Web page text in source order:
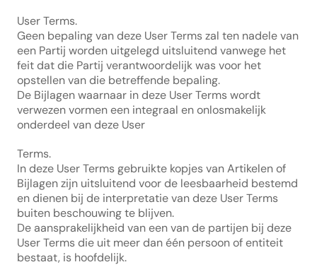
User Terms.
Geen bepaling van deze User Terms zal ten nadele van
een Partij worden uitgelegd uitsluitend vanwege het
feit dat die Partij verantwoordelijk was voor het
opstellen van die betreffende bepaling.
De Bijlagen waarnaar in deze User Terms wordt
verwezen vormen een integraal en onlosmakelijk
onderdeel van deze User
Terms.
In deze User Terms gebruikte kopjes van Artikelen of
Bijlagen zijn uitsluitend voor de leesbaarheid bestemd
en dienen bij de interpretatie van deze User Terms
buiten beschouwing te blijven.
De aansprakelijkheid van een van de partijen bij deze
User Terms die uit meer dan één persoon of entiteit
bestaat, is hoofdelijk.